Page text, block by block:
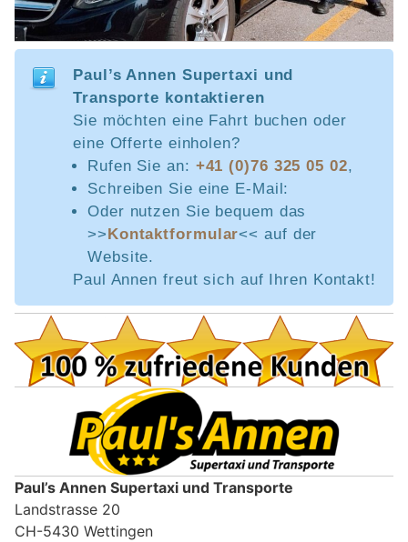
Paul’s Annen Supertaxi und
Transporte kontaktieren
Sie möchten eine Fahrt buchen oder
eine Offerte einholen?
Rufen Sie an: +41 (0)76 325 05 02,
Schreiben Sie eine E-Mail:
Oder nutzen Sie bequem das
>>Kontaktformular<< auf der
Website.
Paul Annen freut sich auf Ihren Kontakt!
Paul’s Annen Supertaxi und Transporte
Landstrasse 20
CH-5430 Wettingen